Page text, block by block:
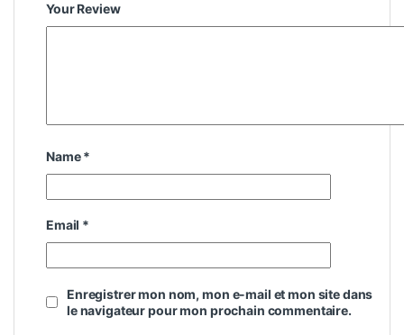
Your Review
Name*
Email *
Enregistrer mon nom, mon e-mail et mon site dans
le navigateur pour mon prochain commentaire.